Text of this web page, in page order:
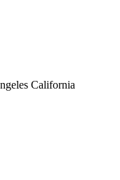
California